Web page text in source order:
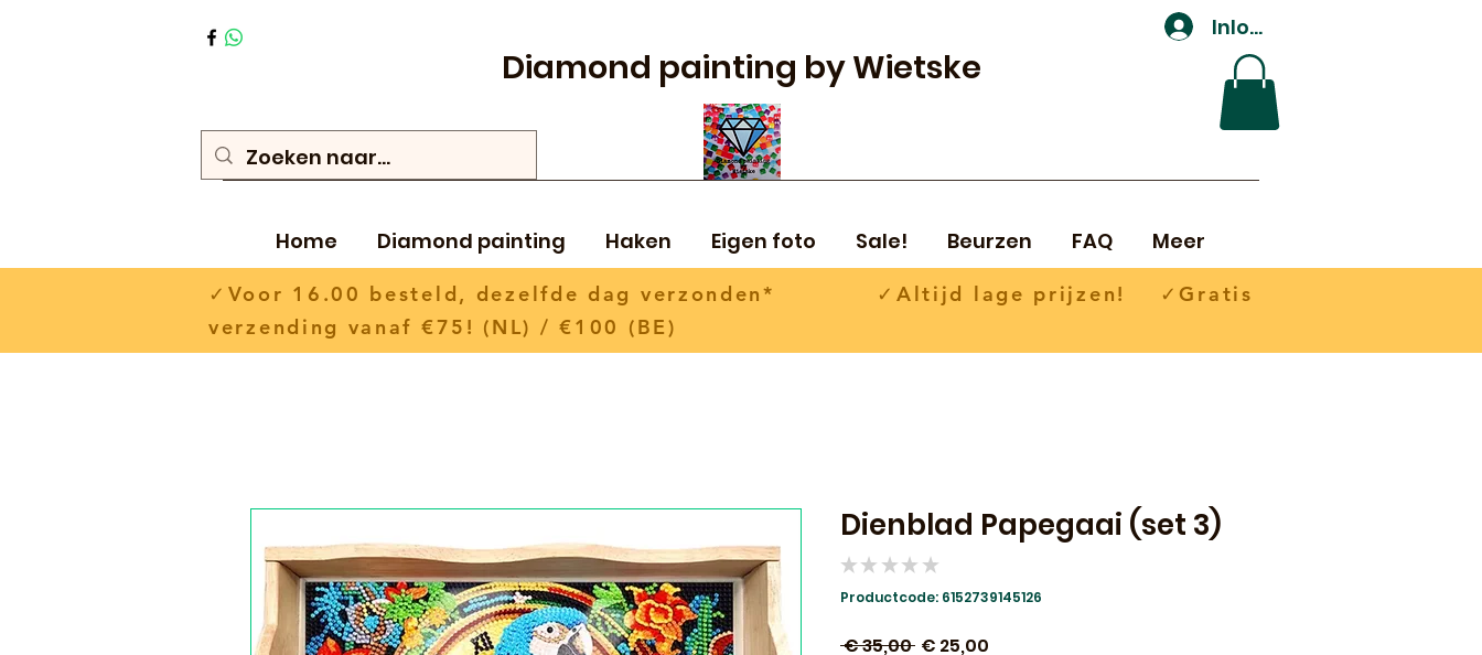
Diamond painting by Wietske
Inloggen
Home Diamond painting Haken Eigen foto Sale! Beurzen FAQ Meer
✓Voor 16.00 besteld, dezelfde dag verzonden* ✓Altijd lage prijzen! ✓Gratis
verzending vanaf €75! (NL) / €100 (BE)
Dienblad Papegaai (set 3)
★ ★ ★ ★ ★
Productcode: 6152739145126
€ 35,00 Normale
€ 25,00